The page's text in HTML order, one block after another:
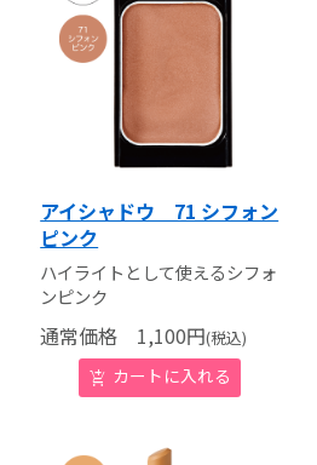
アイシャドウ 71 シフォン
ピンク
ハイライトとして使えるシフォ
ンピンク
通常価格 1,100円(税込)